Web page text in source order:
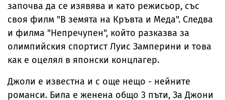
започва да се изявява и като режисьор, със
своя филм "В земята на Кръвта и Меда". Следва
и филма "Непречупен", който разказва за
олимпийския спортист Луис Замперини и това
как е оцелял в японски концлагер.
Джоли е известна и с още нещо - нейните
романси. Била е женена общо 3 пъти, За Джони